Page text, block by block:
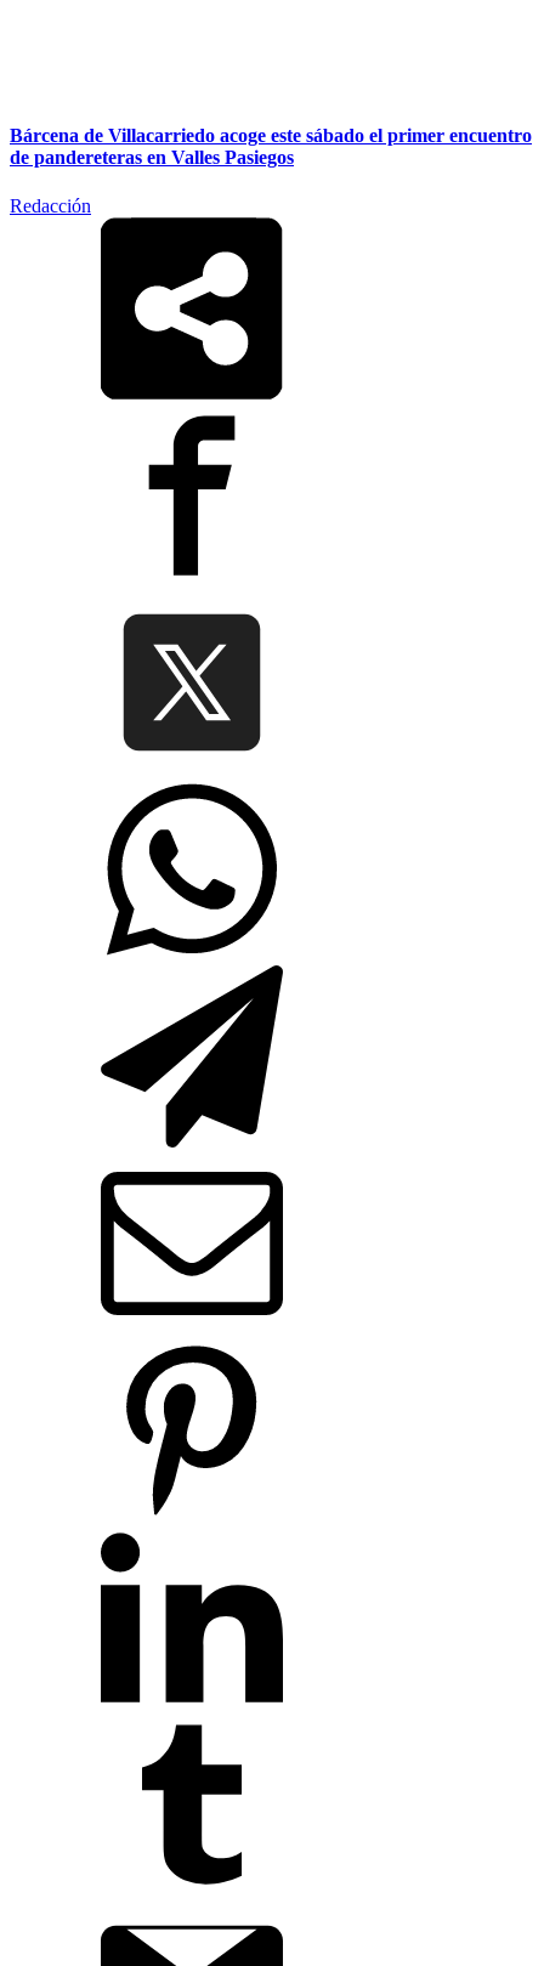
Bárcena de Villacarriedo acoge este sábado el primer encuentro
de pandereteras en Valles Pasiegos
Redacción